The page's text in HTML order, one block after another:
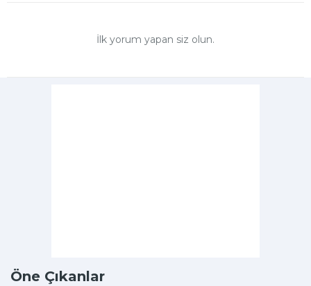
İlk yorum yapan siz olun.
Öne Çıkanlar